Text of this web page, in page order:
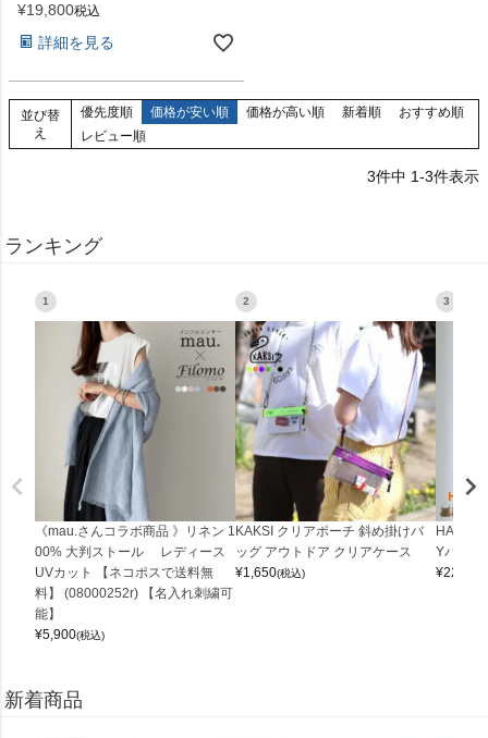
¥19,800税込
詳細を見る
並び替
え
優先度順 価格が安い順 価格が高い順 新着順
おすすめ順
レビュー順
3件中 1-3件表示
ランキング
1
《mau.さんコラボ商品 》リネン 1
00% 大判ストール レディース
UVカット 【ネコポスで送料無
料】 (08000252r) 【名入れ刺繍可
能】
¥5,900(税込)
2
KAKSI クリアポーチ 斜め掛けバ
ッグ アウトドア クリアケース
¥1,650(税込)
3
Yバッグ
¥22,000
新着商品